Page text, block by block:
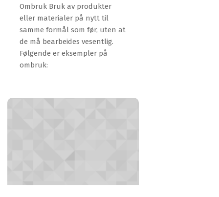
Ombruk Bruk av produkter
eller materialer på nytt til
samme formål som før, uten at
de må bearbeides vesentlig.
Følgende er eksempler på
ombruk: